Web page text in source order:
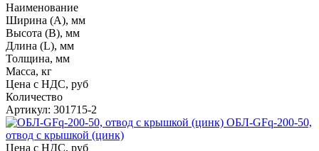
Наименование
Ширина (А), мм
Высота (В), мм
Длина (L), мм
Толщина, мм
Масса, кг
Цена с НДС, руб
Количество
Артикул: 301715-2
ОБЛ-GFq-200-50,
отвод с крышкой (цинк)
Цена с НДС, руб